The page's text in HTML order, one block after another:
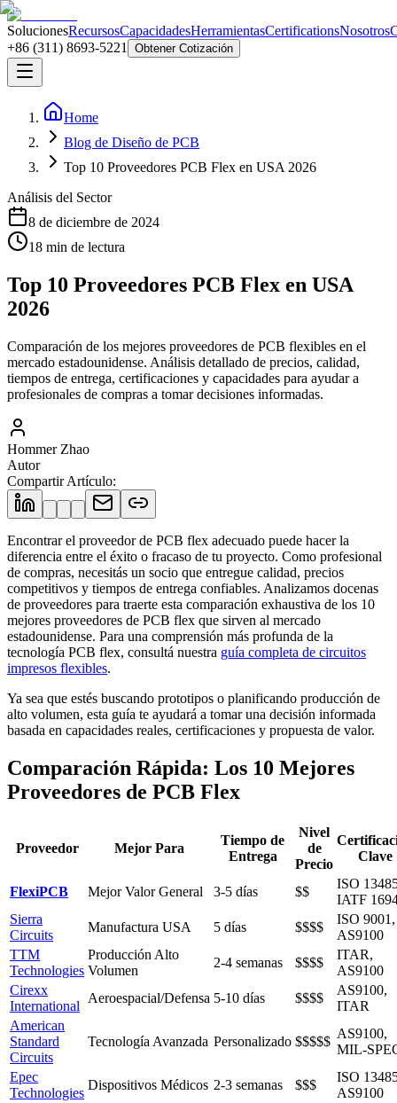
SolucionesRecursosCapacidadesHerramientasCertificationsNosotros
+86 (311) 8693-5221
Obtener Cotización
Home
Blog de Diseño de PCB
Top 10 Proveedores PCB Flex en USA 2026
Análisis del Sector
8 de diciembre de 2024
18 min de lectura
Top 10 Proveedores PCB Flex en USA
2026
Comparación de los mejores proveedores de PCB flexibles en el
mercado estadounidense. Análisis detallado de precios, calidad,
tiempos de entrega, certificaciones y capacidades para ayudar a
profesionales de compras a tomar decisiones informadas.
Hommer Zhao
Autor
Compartir Artículo:
Encontrar el proveedor de PCB flex adecuado puede hacer la
diferencia entre el éxito o fracaso de tu proyecto. Como profesional
de compras, necesitás un socio que entregue calidad, precios
competitivos y tiempos de entrega confiables. Analizamos docenas
de proveedores para traerte esta comparación exhaustiva de los 10
mejores proveedores de PCB flex que sirven al mercado
estadounidense. Para una comprensión más profunda de la
tecnología PCB flex, consultá nuestra guía completa de circuitos
impresos flexibles.
Ya sea que estés buscando prototipos o planificando producción de
alto volumen, esta guía te ayudará a tomar una decisión informada
basada en capacidades reales, certificaciones y propuesta de valor.
Comparación Rápida: Los 10 Mejores
Proveedores de PCB Flex
Proveedor Mejor Para
Tiempo de
Entrega
Nivel
de
Precio
Clave
FlexiPCB Mejor Valor General 3-5 días $$
ISO
IATF
Sierra
Circuits
Manufactura USA 5 días $$$$
ISO 9001,
AS9100
TTM
Technologies
Producción Alto
Volumen
2-4 semanas $$$$
ITAR,
AS9100
Cirexx
International
Aeroespacial/Defensa 5-10 días $$$$
AS9100,
ITAR
American
Standard
Circuits
Tecnología Avanzada Personalizado $$$$$
AS9100,
MIL-
Epec
Technologies
Dispositivos Médicos 2-3 semanas $$$
ISO
AS9100